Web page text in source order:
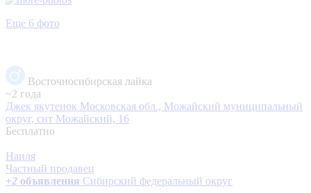
Еще 6 фото
Восточносибирская лайка
~2 года
Джек якутенок Московская обл., Можайский муниципальный
округ, снт Можайский, 16
Бесплатно
Наиля
Частный продавец
+2 объявления Сибирский федеральный округ